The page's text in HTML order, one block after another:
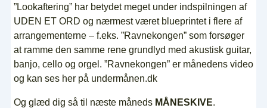
”Lookaftering” har betydet meget under indspilningen af
UDEN ET ORD og nærmest været blueprintet i flere af
arrangementerne – f.eks. ”Ravnekongen” som forsøger
at ramme den samme rene grundlyd med akustisk guitar,
banjo, cello og orgel. ”Ravnekongen” er månedens video
og kan ses her på undermånen.dk
Og glæd dig så til næste måneds MÅNESKIVE.